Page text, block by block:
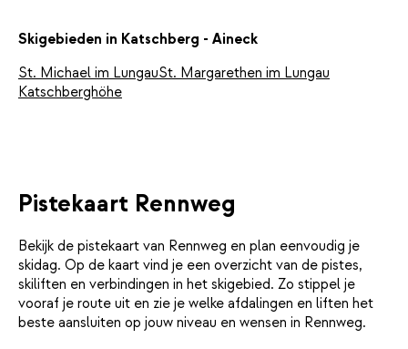
Skigebieden in Katschberg - Aineck
St. Michael im LungauSt. Margarethen im Lungau
Katschberghöhe
Pistekaart Rennweg
Bekijk de pistekaart van Rennweg en plan eenvoudig je
skidag. Op de kaart vind je een overzicht van de pistes,
skiliften en verbindingen in het skigebied. Zo stippel je
vooraf je route uit en zie je welke afdalingen en liften het
beste aansluiten op jouw niveau en wensen in Rennweg.